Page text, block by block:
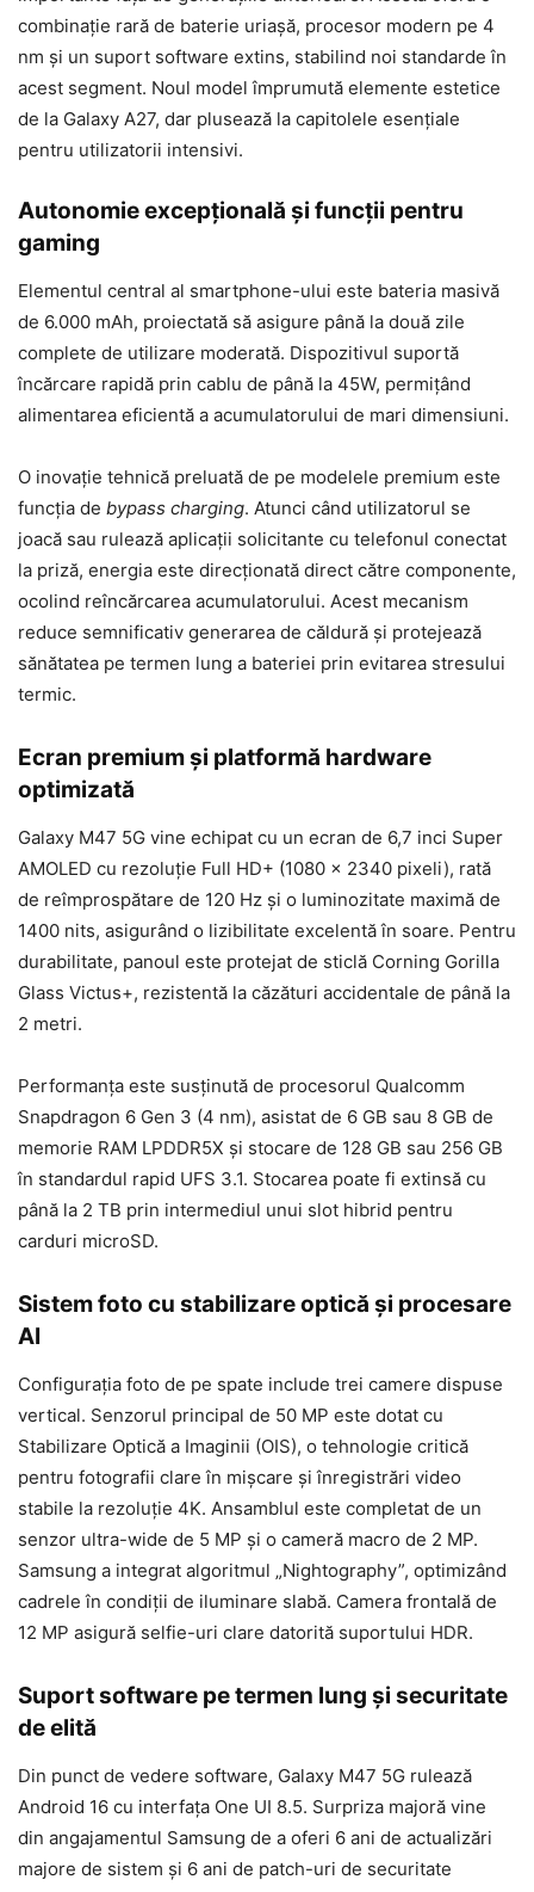
combinație rară de baterie uriașă, procesor modern pe 4
nm și un suport software extins, stabilind noi standarde în
acest segment. Noul model împrumută elemente estetice
de la Galaxy A27, dar plusează la capitolele esențiale
pentru utilizatorii intensivi.
Autonomie excepțională și funcții pentru
gaming
Elementul central al smartphone-ului este bateria masivă
de 6.000 mAh, proiectată să asigure până la două zile
complete de utilizare moderată. Dispozitivul suportă
încărcare rapidă prin cablu de până la 45W, permițând
alimentarea eficientă a acumulatorului de mari dimensiuni.
O inovație tehnică preluată de pe modelele premium este
funcția de bypass charging. Atunci când utilizatorul se
joacă sau rulează aplicații solicitante cu telefonul conectat
la priză, energia este direcționată direct către componente,
ocolind reîncărcarea acumulatorului. Acest mecanism
reduce semnificativ generarea de căldură și protejează
sănătatea pe termen lung a bateriei prin evitarea stresului
termic.
Ecran premium și platformă hardware
optimizată
Galaxy M47 5G vine echipat cu un ecran de 6,7 inci Super
AMOLED cu rezoluție Full HD+ (1080 x 2340 pixeli), rată
de reîmprospătare de 120 Hz și o luminozitate maximă de
1400 nits, asigurând o lizibilitate excelentă în soare. Pentru
durabilitate, panoul este protejat de sticlă Corning Gorilla
Glass Victus+, rezistentă la căzături accidentale de până la
2 metri.
Performanța este susținută de procesorul Qualcomm
Snapdragon 6 Gen 3 (4 nm), asistat de 6 GB sau 8 GB de
memorie RAM LPDDR5X și stocare de 128 GB sau 256 GB
în standardul rapid UFS 3.1. Stocarea poate fi extinsă cu
până la 2 TB prin intermediul unui slot hibrid pentru
carduri microSD.
Sistem foto cu stabilizare optică și procesare
AI
Configurația foto de pe spate include trei camere dispuse
vertical. Senzorul principal de 50 MP este dotat cu
Stabilizare Optică a Imaginii (OIS), o tehnologie critică
pentru fotografii clare în mișcare și înregistrări video
stabile la rezoluție 4K. Ansamblul este completat de un
senzor ultra-wide de 5 MP și o cameră macro de 2 MP.
Samsung a integrat algoritmul „Nightography”, optimizând
cadrele în condiții de iluminare slabă. Camera frontală de
12 MP asigură selfie-uri clare datorită suportului HDR.
Suport software pe termen lung și securitate
de elită
Din punct de vedere software, Galaxy M47 5G rulează
Android 16 cu interfața One UI 8.5. Surpriza majoră vine
din angajamentul Samsung de a oferi 6 ani de actualizări
majore de sistem și 6 ani de patch-uri de securitate